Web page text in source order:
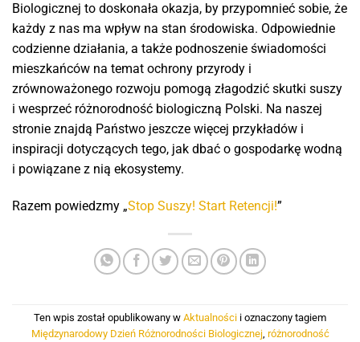
Biologicznej to doskonała okazja, by przypomnieć sobie, że
każdy z nas ma wpływ na stan środowiska. Odpowiednie
codzienne działania, a także podnoszenie świadomości
mieszkańców na temat ochrony przyrody i
zrównoważonego rozwoju pomogą złagodzić skutki suszy
i wesprzeć różnorodność biologiczną Polski. Na naszej
stronie znajdą Państwo jeszcze więcej przykładów i
inspiracji dotyczących tego, jak dbać o gospodarkę wodną
i powiązane z nią ekosystemy.
Razem powiedzmy „Stop Suszy! Start Retencji!”
Ten wpis został opublikowany w Aktualności i oznaczony tagiem
Międzynarodowy Dzień Różnorodności Biologicznej, różnorodność